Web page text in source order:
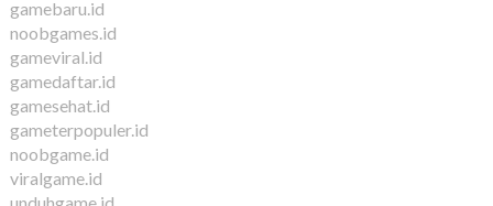
gamebaru.id
noobgames.id
gameviral.id
gamedaftar.id
gamesehat.id
gameterpopuler.id
noobgame.id
viralgame.id